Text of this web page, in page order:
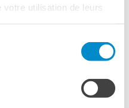
utilisation de leurs
IL